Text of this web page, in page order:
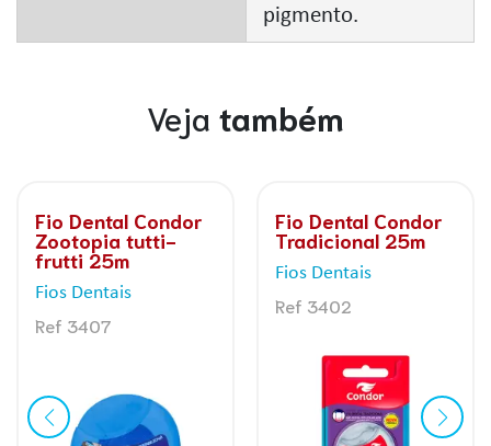
pigmento.
Veja também
Fio Dental Condor
Snoopy
Ref 3406
Fio Dental
PIXAR
Fios Dentais